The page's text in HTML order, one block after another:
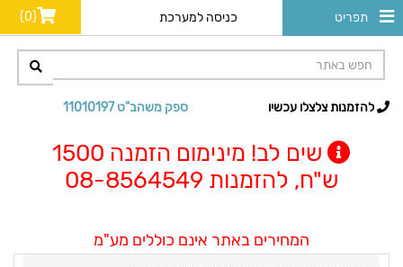
תפריט כניסה למערכת (0)
ספק משהב"ט 11010197 להזמנות צלצלו עכשיו
שים לב! מינימום הזמנה 1500
ש"ח, להזמנות 08-8564549
המחירים באתר אינם כוללים מע"מ